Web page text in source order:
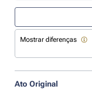
Use a tecla de seta
Mostrar diferenças
Ato Original